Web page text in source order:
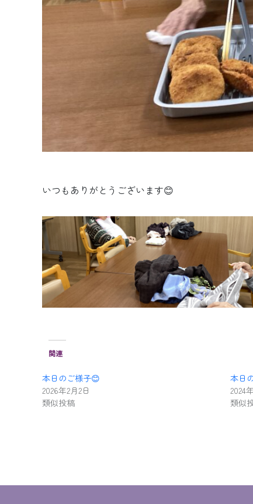
いつもありがとうございます😊
関連
本日のご様子😊
2026年2月2日
類似投稿
本日
2024
類似